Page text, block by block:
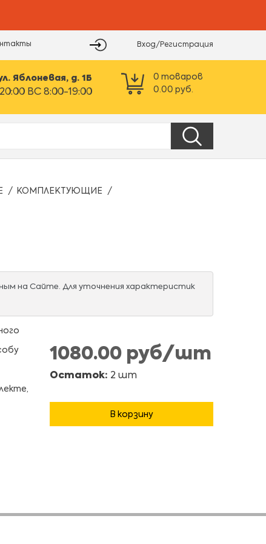
Вход/Регистрация
Яблоневая, д. 1Б
ВС 8:00-19:00
0 товаров
0.00 руб.
КОМПЛЕКТУЮЩИЕ
на Сайте. Для уточнения характеристик
1080.00 руб/шт
Остаток: 2 шт
В корзину